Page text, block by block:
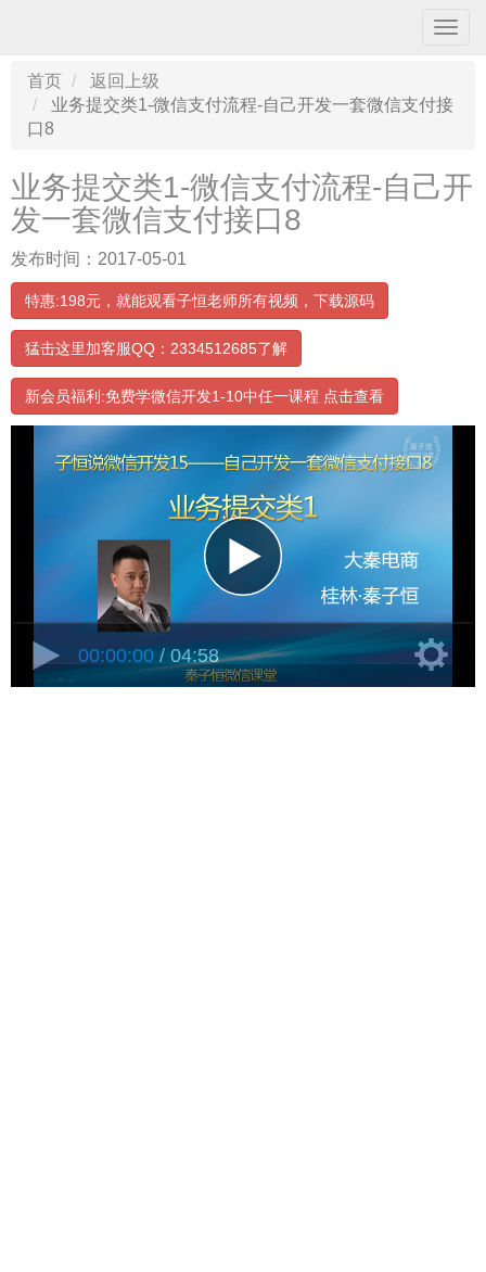
导
航
首页
返回上级
业务提交类1-微信支付流程-自己开发一套微信支付接
口8
业务提交类1-微信支付流程-自己开
发一套微信支付接口8
发布时间：2017-05-01
特惠:198元，就能观看子恒老师所有视频，下载源码
猛击这里加客服QQ：2334512685了解
新会员福利:免费学微信开发1-10中任一课程 点击查看
00:00:00 / 04:58